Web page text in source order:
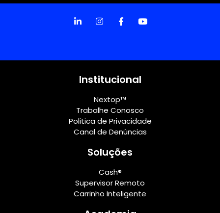
Institucional
Nextop™
Trabalhe Conosco
Politica de Privacidade
Canal de Denúncias
Soluções
Cash®
Supervisor Remoto
Carrinho Inteligente